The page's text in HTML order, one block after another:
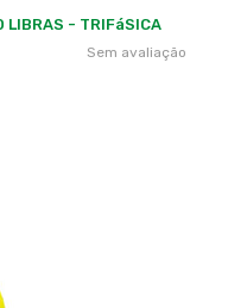
LIBRAS - TRIFáSICA
Sem avaliação